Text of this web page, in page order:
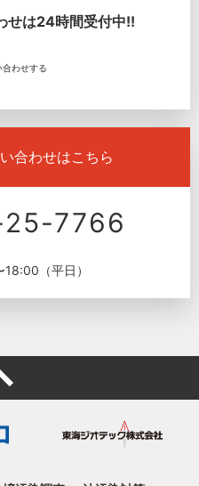
せは24時間受付中!!
合わせする
合わせはこちら
7766
（平日）